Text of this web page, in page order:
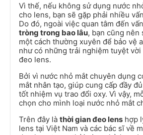
Vì thế, nếu không sử dụng nước
cho lens, bạn sẽ gặp phải nhiều
Do đó, ngoài việc quan tâm đến
tròng trong bao lâu, bạn cũng nên
một cách thường xuyên để bảo vệ
như có những trải nghiệm tuyệt
đeo lens.
Bởi vì nước nhỏ mắt chuyên dụng
mắt nhân tạo, giúp cung cấp đầy
tốt nhiệm vụ trao đổi oxy. Vì vậy,
chọn cho mình loại nước nhỏ mắt
Trên đây là thời gian đeo lens hợp
lens tại Việt Nam và các bác sĩ về